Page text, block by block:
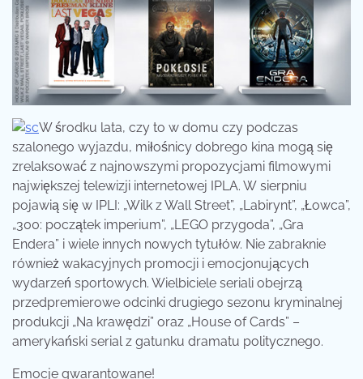
W środku lata, czy to w domu czy podczas
szalonego wyjazdu, miłośnicy dobrego kina mogą się
zrelaksować z najnowszymi propozycjami filmowymi
największej telewizji internetowej IPLA. W sierpniu
pojawią się w IPLI: „Wilk z Wall Street”, „Labirynt”, „Łowca”,
„300: początek imperium”, „LEGO przygoda”, „Gra
Endera” i wiele innych nowych tytułów. Nie zabraknie
również wakacyjnych promocji i emocjonujących
wydarzeń sportowych. Wielbiciele seriali obejrzą
przedpremierowe odcinki drugiego sezonu kryminalnej
produkcji „Na krawędzi” oraz „House of Cards” –
amerykański serial z gatunku dramatu politycznego.
Emocje gwarantowane!